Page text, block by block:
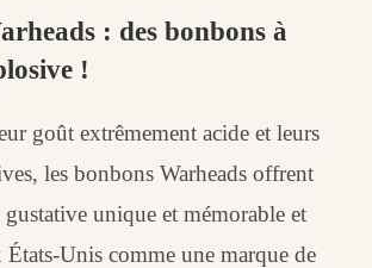
: des bonbons à
!
goût extrêmement acide et leurs
les bonbons Warheads offrent
gustative unique et mémorable et
États-Unis comme une marque de